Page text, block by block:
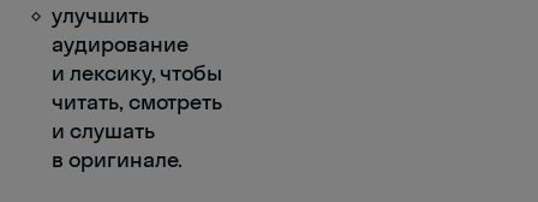
улучшить
аудирование
и лексику, чтобы
читать, смотреть
и слушать
в оригинале.